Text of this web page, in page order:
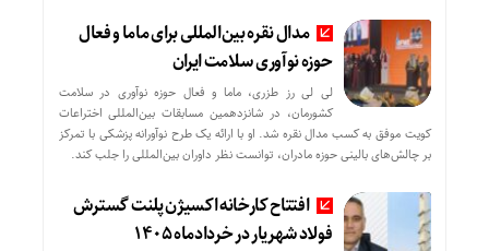
مدال نقره بین‌المللی برای ماما و فعال
حوزه نوآوری سلامت ایران
لی لی رز طزری، ماما و فعال حوزه نوآوری در سلامت
کشورمان، در شانزدهمین مسابقات بین‌المللی اختراعات
کویت موفق به کسب مدال نقره شد. او با ارائه یک طرح نوآورانه پزشکی با تمرکز
بر چالش‌های بالینی حوزه مادران، توانست نظر داوران بین‌المللی را جلب کند.
افتتاح کارخانه اکسیژن پلنت گسترش
فولاد شهریار در خردادماه ۱۴۰۵